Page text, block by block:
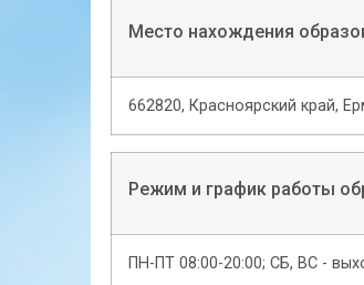
Место нахождения
662820, Красноярский край,
Режим и график работы
ПН-ПТ 08:00-20:00; СБ, ВС -